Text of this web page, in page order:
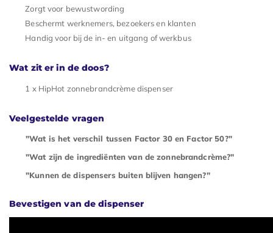
Zorgt voor bewustwording
Beschermt werknemers, bezoekers en klanten
Handig voor bij de in- en uitgang of werkbus
Wat zit er in de doos?
1 x HipHot zonnebrandcrème dispenser
Veelgestelde vragen
"Wat is het verschil tussen Factor 30 en Factor 50?"
"Wat zijn de ingrediënten van de zonnebrandcrème?"
"Kunnen de dispensers buiten blijven hangen?"
Bevestigen van de dispenser